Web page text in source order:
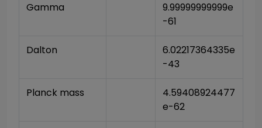
Gamma
9.99999999999e
-61
Dalton
6.02217364335e
-43
Planck mass
4.59408924477
e-62